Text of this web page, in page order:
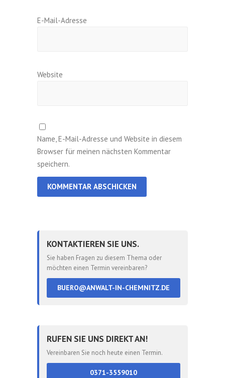
E-Mail-Adresse
Website
Name, E-Mail-Adresse und Website in diesem
Browser für meinen nächsten Kommentar
speichern.
KONTAKTIEREN SIE UNS.
Sie haben Fragen zu diesem Thema oder
möchten einen Termin vereinbaren?
BUERO@ANWALT-IN-CHEMNITZ.DE
RUFEN SIE UNS DIREKT AN!
Vereinbaren Sie noch heute einen Termin.
0371-3559010